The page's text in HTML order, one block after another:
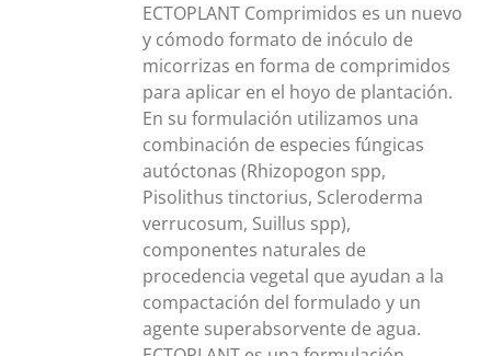
ECTOPLANT Comprimidos es un nuevo
y cómodo formato de inóculo de
micorrizas en forma de comprimidos
para aplicar en el hoyo de plantación.
En su formulación utilizamos una
combinación de especies fúngicas
autóctonas (Rhizopogon spp,
Pisolithus tinctorius, Scleroderma
verrucosum, Suillus spp),
componentes naturales de
procedencia vegetal que ayudan a la
compactación del formulado y un
agente superabsorvente de agua.